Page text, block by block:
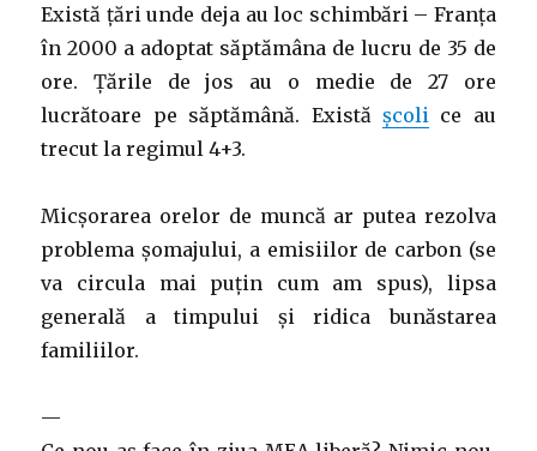
Există țări unde deja au loc schimbări – Franța
în 2000 a adoptat săptămâna de lucru de 35 de
ore. Țările de jos au o medie de 27 ore
lucrătoare pe săptămână. Există școli ce au
trecut la regimul 4+3.
Micșorarea orelor de muncă ar putea rezolva
problema șomajului, a emisiilor de carbon (se
va circula mai puțin cum am spus), lipsa
generală a timpului și ridica bunăstarea
familiilor.
—